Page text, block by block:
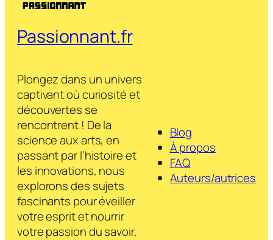
Passionnant.fr
Plongez dans un univers
captivant où curiosité et
découvertes se
rencontrent ! De la
science aux arts, en
passant par l’histoire et
les innovations, nous
explorons des sujets
fascinants pour éveiller
votre esprit et nourrir
votre passion du savoir.
Blog
À propos
FAQ
Auteurs/autrices